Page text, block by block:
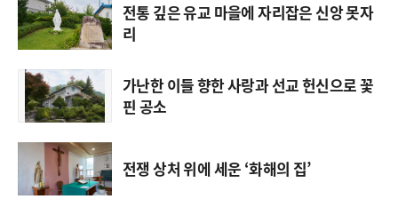
전통 깊은 유교 마을에 자리잡은 신앙 못자
리
가난한 이들 향한 사랑과 선교 헌신으로 꽃
핀 공소
전쟁 상처 위에 세운 ‘화해의 집’